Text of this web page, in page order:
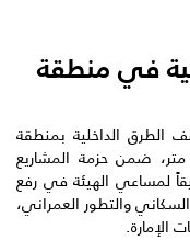
في منطقة
الطرق الداخلية بمنطقة
سمنان بإجمالي طول 6.5 كم، وعرض 7.3 متر، ضمن حزمة المشاريع
لمساعي الهيئة في رفع
والتطور العمراني،
الإمارة.